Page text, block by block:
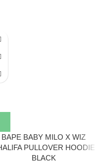
BAPE BABY MILO X WIZ
PULLOVER HOODIE
BLACK